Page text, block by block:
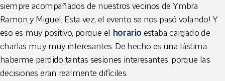
siempre acompañados de nuestros vecinos de Ymbra
Ramon y Miguel. Esta vez, el evento se nos pasó volando! Y
eso es muy positivo, porque el horario estaba cargado de
charlas muy muy interesantes. De hecho es una lástima
haberme perdido tantas sesiones interesantes, porque las
decisiones eran realmente difíciles.